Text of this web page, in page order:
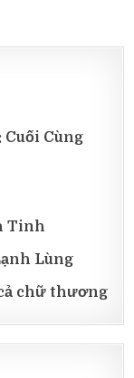
Cuối Cùng
Tinh
Lùng
chữ thương